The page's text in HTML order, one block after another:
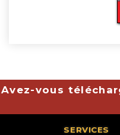
Avez-vous
SERVICES